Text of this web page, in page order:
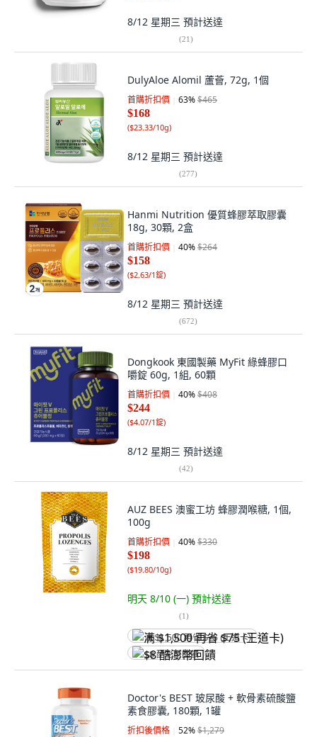
8/12 星期三 預計送達
(21)
DulyAloe Alomil 蘆薈, 72g, 1個
首購折扣價 63%$465
$168
($23.33/10g)
8/12 星期三 預計送達
(277)
Hanmi Nutrition 優質蜂膠萃取膠囊
18g, 30顆, 2盒
首購折扣價 40%$264
$158
($2.63/1錠)
8/12 星期三 預計送達
(672)
Dongkook 東國製藥 MyFit 綠蜂膠口
嚼錠 60g, 1組, 60顆
首購折扣價 40%$408
$244
($4.07/1錠)
8/12 星期三 預計送達
(42)
AUZ BEES 澳蜜工坊 蜂膠潤喉糖, 1個,
100g
首購折扣價 40%$330
$198
($19.80/10g)
明天 8/10 (一) 預計送達
(1)
满 $1,500 再省 $75 (王道卡)
$8 酷澎幣回饋
Doctor's BEST 玻尿酸 + 軟骨素硫酸鹽
素食膠囊, 180顆, 1罐
折扣後價格 52%$1,279